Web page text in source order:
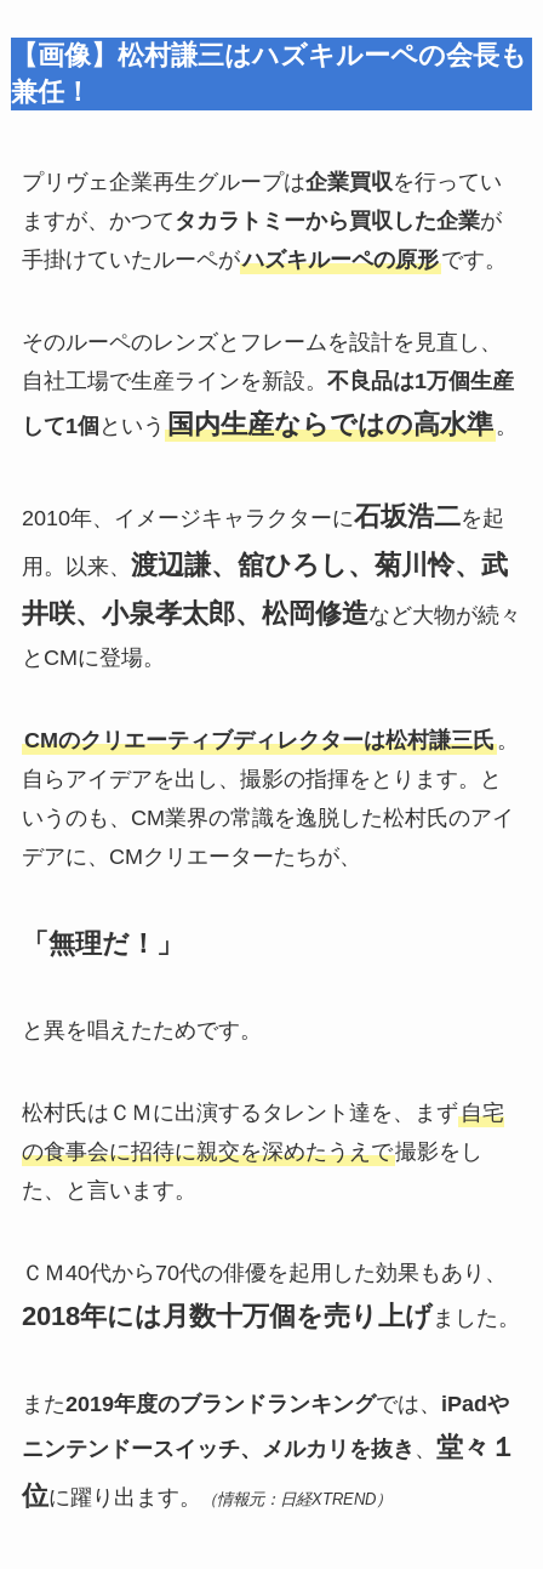
【画像】松村謙三はハズキルーペの会長も
兼任！
プリヴェ企業再生グループは企業買収を行ってい
ますが、かつて タカラトミーから買収した企業が
手掛けていたルーペがハズキルーペの原形です。
そのルーペのレンズとフレームを設計を見直し、
自社工場で生産ラインを新設。 不良品は1万個生産
して1個 という 国内生産ならではの高水準。
2010年、イメージキャラクターに石坂浩二を起
用。以来、 渡辺謙、舘ひろし、菊川怜、武
井咲、小泉孝太郎、松岡修造など大物が続々
とCMに登場。
CMのクリエーティブディレクターは松村謙三氏。
自らアイデアを出し、撮影の指揮をとります。と
いうのも、CM業界の常識を逸脱した松村氏のアイ
デアに、CMクリエーターたちが、
「無理だ！」
と異を唱えたためです。
松村氏はＣＭに出演するタレント達を、まず自宅
の食事会に招待に親交を深めたうえで撮影をし
た、と言います。
ＣＭ40代から70代の俳優を起用した効果もあり、
2018年には月数十万個を売り上げました。
また2019年度のブランドランキングでは、 iPadや
ニンテンドースイッチ、メルカリを抜き 、 堂々１
位に躍り出ます。 （情報元：日経XTREND）